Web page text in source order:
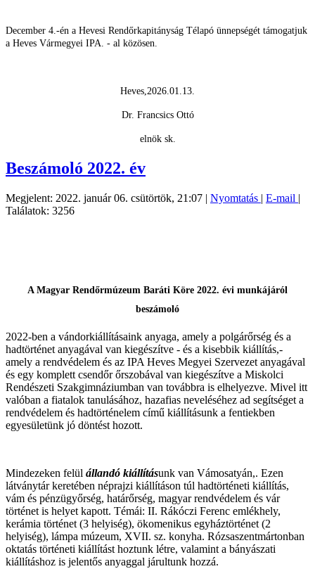
December 4.-én a Hevesi Rendőrkapitányság Télapó ünnepségét támogatjuk
a Heves Vármegyei IPA. - al közösen.
Heves,2026.01.13.
Dr. Francsics Ottó
elnök sk.
Beszámoló 2022. év
Megjelent: 2022. január 06. csütörtök, 21:07 | Nyomtatás | E-mail |
Találatok: 3256
A Magyar Rendőrmúzeum Baráti Köre 2022. évi munkájáról
beszámoló
2022-ben a vándorkiállításaink anyaga, amely a polgárőrség és a
hadtörténet anyagával van kiegészítve - és a kisebbik kiállítás,-
amely a rendvédelem és az IPA Heves Megyei Szervezet anyagával
és egy komplett csendőr őrszobával van kiegészítve a Miskolci
Rendészeti Szakgimnáziumban van továbbra is elhelyezve. Mivel itt
valóban a fiatalok tanulásához, hazafias neveléséhez ad segítséget a
rendvédelem és hadtörténelem című kiállításunk a fentiekben
egyesületünk jó döntést hozott.
Mindezeken felül állandó kiállításunk van Vámosatyán,. Ezen
látványtár keretében néprajzi kiállításon túl hadtörténeti kiállítás,
vám és pénzügyőrség, határőrség, magyar rendvédelem és vár
történet is helyet kapott. Témái: II. Rákóczi Ferenc emlékhely,
kerámia történet (3 helyiség), ökomenikus egyháztörténet (2
helyiség), lámpa múzeum, XVII. sz. konyha. Rózsaszentmártonban
oktatás történeti kiállítást hoztunk létre, valamint a bányászati
kiállításhoz is jelentős anyaggal járultunk hozzá.